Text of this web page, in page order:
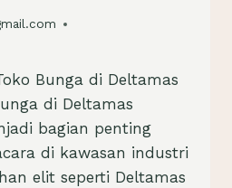
Bunga di Deltamas
di Deltamas
bagian penting
di kawasan industri
elit seperti Deltamas